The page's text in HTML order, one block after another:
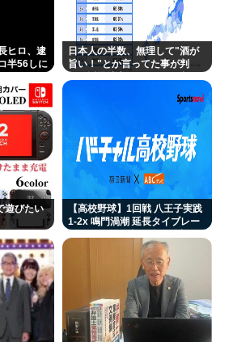
ヒロ、逮
半56しに
日本人の半数、無理して"酒が
旨い！"とか言ってた事が判
遊びたい
【高校野球】1回戦 八王子実践
1-2x 鳴門渦潮 延長タイブレー